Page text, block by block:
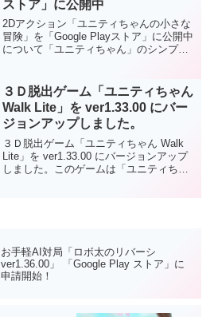
もちろんフリーソフトです。応援、よろ
しくお願いします。
ストア」に公開中
2Dアクション「ユニティちゃんの小さな
冒険」を「Google Playストア」に公開中
について「ユニティちゃん」のシンプル
トア」からダウンロードして遊んでくだ
さい。もちろんフリーソフトです。応
援、よろしくお願いします。
３Ｄ脱出ゲーム「ユニティちゃん
Walk Lite」を ver1.33.00 にバー
ジョンアップしました。
３Ｄ脱出ゲーム「ユニティちゃん Walk
Lite」を ver1.33.00 にバージョンアップ
しました。このゲームは「ユニティちゃ
ジ２」を解放しました。ステージ内にあ
るコインをすべて収集するとクリア時に
「コイン収集ボーナス」がもらえるよう
にしました。ステージクリア時のランク
お手軽AI対局「ロボ太のリバーシ
ver1.36.00」 「Google Play ストア」に
申請開始！